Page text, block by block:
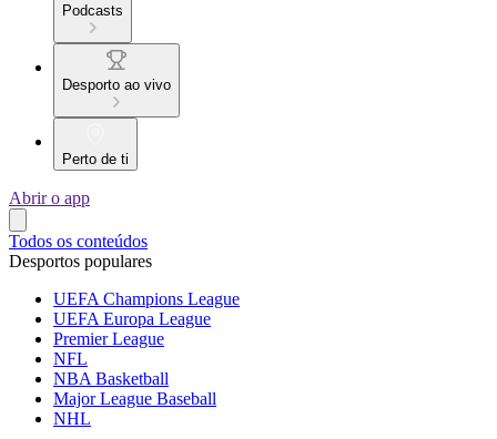
Podcasts
Desporto ao vivo
Perto de ti
Abrir o app
Todos os conteúdos
Desportos populares
UEFA Champions League
UEFA Europa League
Premier League
NFL
NBA Basketball
Major League Baseball
NHL